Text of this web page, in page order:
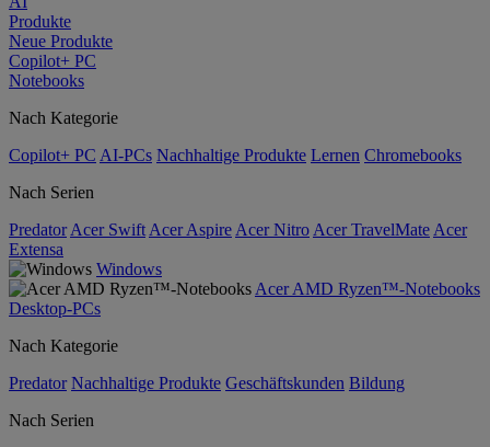
Produkte
Neue Produkte
Copilot+ PC
Notebooks
Nach Kategorie
Copilot+ PC AI-PCs Nachhaltige Produkte Lernen Chromebooks
Nach Serien
Predator Acer Swift Acer Aspire Acer Nitro Acer TravelMate Acer
Extensa
Windows
Acer AMD Ryzen™-Notebooks
Desktop-PCs
Nach Kategorie
Predator Nachhaltige Produkte Geschäftskunden Bildung
Nach Serien